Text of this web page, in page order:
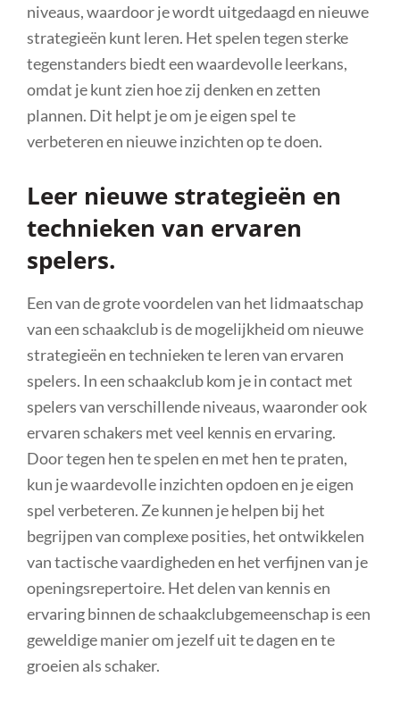
niveaus, waardoor je wordt uitgedaagd en nieuwe
strategieën kunt leren. Het spelen tegen sterke
tegenstanders biedt een waardevolle leerkans,
omdat je kunt zien hoe zij denken en zetten
plannen. Dit helpt je om je eigen spel te
verbeteren en nieuwe inzichten op te doen.
Leer nieuwe strategieën en
technieken van ervaren
spelers.
Een van de grote voordelen van het lidmaatschap
van een schaakclub is de mogelijkheid om nieuwe
strategieën en technieken te leren van ervaren
spelers. In een schaakclub kom je in contact met
spelers van verschillende niveaus, waaronder ook
ervaren schakers met veel kennis en ervaring.
Door tegen hen te spelen en met hen te praten,
kun je waardevolle inzichten opdoen en je eigen
spel verbeteren. Ze kunnen je helpen bij het
begrijpen van complexe posities, het ontwikkelen
van tactische vaardigheden en het verfijnen van je
openingsrepertoire. Het delen van kennis en
ervaring binnen de schaakclubgemeenschap is een
geweldige manier om jezelf uit te dagen en te
groeien als schaker.